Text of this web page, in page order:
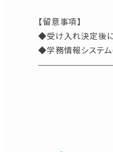
【留意事項】
◆受け入れ決定後に
◆学務情報システム